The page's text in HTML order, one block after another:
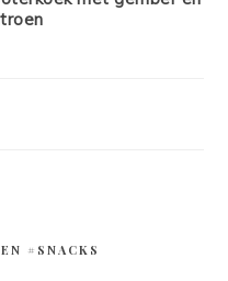
#SNACKS